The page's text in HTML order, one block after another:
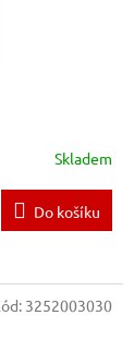
Skladem
Do košíku
3252003030